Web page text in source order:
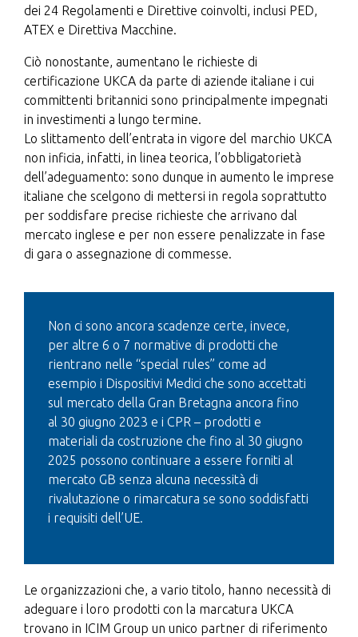
dei 24 Regolamenti e Direttive coinvolti, inclusi PED,
ATEX e Direttiva Macchine.
Ciò nonostante, aumentano le richieste di
certificazione UKCA da parte di aziende italiane i cui
committenti britannici sono principalmente impegnati
in investimenti a lungo termine.
Lo slittamento dell’entrata in vigore del marchio UKCA
non inficia, infatti, in linea teorica, l’obbligatorietà
dell’adeguamento: sono dunque in aumento le imprese
italiane che scelgono di mettersi in regola soprattutto
per soddisfare precise richieste che arrivano dal
mercato inglese e per non essere penalizzate in fase
di gara o assegnazione di commesse.
Non ci sono ancora scadenze certe, invece,
per altre 6 o 7 normative di prodotti che
rientrano nelle “special rules” come ad
esempio i Dispositivi Medici che sono accettati
sul mercato della Gran Bretagna ancora fino
al 30 giugno 2023 e i CPR – prodotti e
materiali da costruzione che fino al 30 giugno
2025 possono continuare a essere forniti al
mercato GB senza alcuna necessità di
rivalutazione o rimarcatura se sono soddisfatti
i requisiti dell’UE.
Le organizzazioni che, a vario titolo, hanno necessità di
adeguare i loro prodotti con la marcatura UKCA
trovano in ICIM Group un unico partner di riferimento